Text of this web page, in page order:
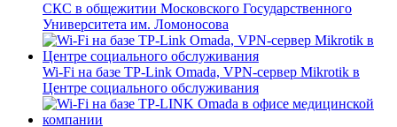
СКС в общежитии Московского Государственного
Университета им. Ломоносова
Wi-Fi на базе TP-Link Omada, VPN-сервер Mikrotik в
Центре социального обслуживания